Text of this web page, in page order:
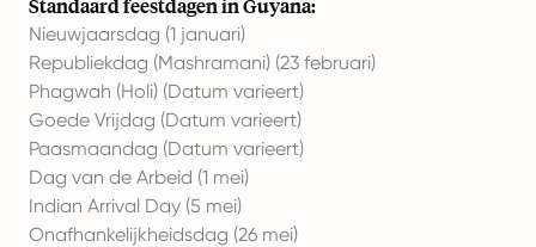
Standaard feestdagen in Guyana:
Nieuwjaarsdag (1 januari)
Republiekdag (Mashramani) (23 februari)
Phagwah (Holi) (Datum varieert)
Goede Vrijdag (Datum varieert)
Paasmaandag (Datum varieert)
Dag van de Arbeid (1 mei)
Indian Arrival Day (5 mei)
Onafhankelijkheidsdag (26 mei)